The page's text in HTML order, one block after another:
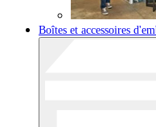
Boîtes et accessoires